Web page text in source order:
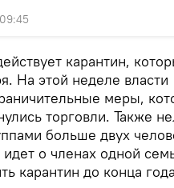
карантин,
На этой неделе власти
меры,
торговли. Также
больше двух
о членах одной
карантин до конца